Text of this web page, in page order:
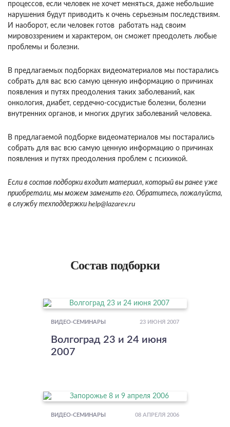
процессов, если человек не хочет меняться, даже небольшие
нарушения будут приводить к очень серьезным последствиям.
И наоборот, если человек готов работать над своим
мировоззрением и характером, он сможет преодолеть любые
проблемы и болезни.
В предлагаемых подборках видеоматериалов мы постарались
собрать для вас всю самую ценную информацию о причинах
появления и путях преодоления таких заболеваний, как
онкология, диабет, сердечно-сосудистые болезни, болезни
внутренних органов, и многих других заболеваний человека.
В предлагаемой подборке видеоматериалов мы постарались
собрать для вас всю самую ценную информацию о причинах
появления и путях преодоления проблем с психикой.
Если в состав подборки входит материал, который вы ранее уже
приобретали, мы можем заменить его. Обратитесь, пожалуйста,
в службу техподдержки help@lazarev.ru
Состав подборки
ВИДЕО-СЕМИНАРЫ 23 ИЮНЯ 2007
Волгоград 23 и 24 июня
2007
ВИДЕО-СЕМИНАРЫ 08 АПРЕЛЯ 2006